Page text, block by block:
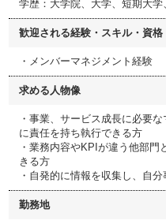
学歴：大学院、大学、短期大学
歓迎される経験・スキル・資格
・メンバーマネジメント経験
求める人物像
・事業、サービス成長に必要
に責任を持ち執行できる方
・業務内容やKPIが違う他部
きる方
・自発的に情報を収集し、自
勤務地